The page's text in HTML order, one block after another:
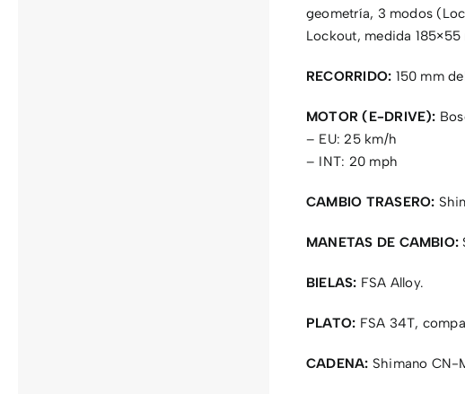
geometría, 3 modos
Lockout, medida 185×55
RECORRIDO: 150 mm
MOTOR (E-DRIVE):
– EU: 25 km/h
– INT: 20 mph
CAMBIO TRASERO:
MANETAS DE CAMBIO:
BIELAS: FSA Alloy.
PLATO: FSA 34T,
CADENA: Shimano CN-